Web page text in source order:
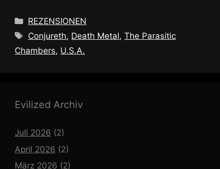
Kategorien
REZENSIONEN
Schlagwörter
Conjureth, Death Metal,The Parasitic
Chambers, U.S.A.
Evilized Archiv
Juli 2026 (2)
April 2026 (2)
März 2026 (2)